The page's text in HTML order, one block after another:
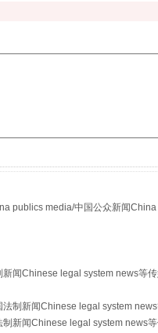
习近平的“航
publics media/中国公众新闻
闻Chinese legal system news等
制新闻Chinese legal system
新闻Chinese legal system news